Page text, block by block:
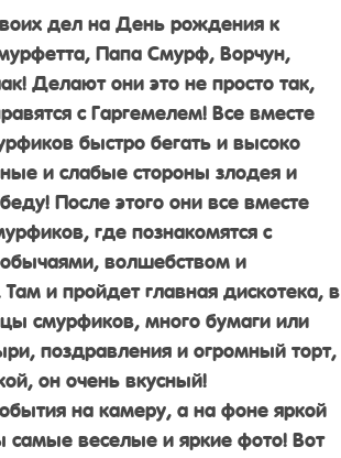
дел на День рождения к
Папа Смурф, Ворчун,
Делают они это не просто так,
с Гаргемелем! Все вместе
быстро бегать и высоко
и слабые стороны злодея и
После этого они все вместе
где познакомятся с
волшебством и
и пройдет главная дискотека, в
смурфиков, много бумаги или
поздравления и огромный торт,
он очень вкусный!
на камеру, а на фоне яркой
веселые и яркие фото! Вот